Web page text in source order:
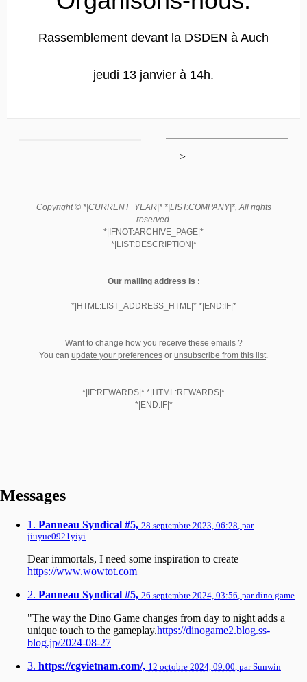
Rassemblement devant la DSDEN à Auch
jeudi 13 janvier à 14h.
— >
Copyright © *|CURRENT_YEAR|* *|LIST:COMPANY|*, All rights
reserved.
*|IFNOT:ARCHIVE_PAGE|*
*|LIST:DESCRIPTION|*
Our mailing address is :
*|HTML:LIST_ADDRESS_HTML|* *|END:IF|*
Want to change how you receive these emails ?
You can update your preferences or unsubscribe from this list.
*|IF:REWARDS|* *|HTML:REWARDS|*
*|END:IF|*
Messages
1. Panneau Syndical #5, 28 septembre 2023, 06:28 par
jiuyue0921yiyi
Dear immortals, I need some inspiration to create
https://www.wowtot.com
2. Panneau Syndical #5, 26 septembre 2024, 03:56 pardino game
"The way the Dino Game changes from day to night adds a
unique touch to the gameplay.https://dinogame2.blog.ss-
blog.jp/2024-08-27
3. https://cgvietnam.com/, 12 octobre 2024, 09:00 parSunwin